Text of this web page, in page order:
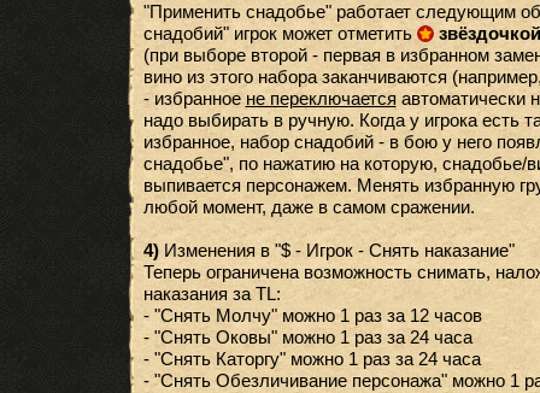
"Применить снадобье" работает следующим
снадобий" игрок может отметить
звёздочкой
(при выборе второй - первая в избранном
вино из этого набора заканчиваются
- избранное не переключаетсяавтоматически
надо выбирать в ручную. Когда у игрока есть
избранное, набор снадобий - в бою у него
снадобье", по нажатию на которую, снадобье/
выпивается персонажем. Менять избранную
любой момент, даже в самом сражении.
4)Изменения в "$ - Игрок - Снять наказание"
Теперь ограничена возможность снимать,
наказания за TL:
- "Снять Молчу" можно 1 раз за 12 часов
- "Снять Оковы" можно 1 раз за 24 часа
- "Снять Каторгу" можно 1 раз за 24 часа
- "Снять Обезличивание персонажа" можно 1